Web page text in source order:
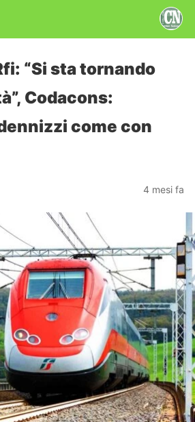
“Si sta tornando
Codacons:
come con
4 mesi fa